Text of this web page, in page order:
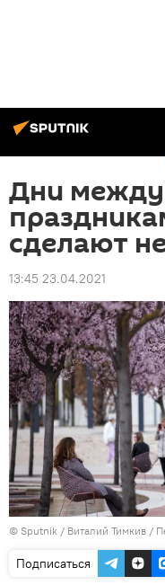
Дни
сделают
13:45 23.04.2021
© Sputnik / Виталий Тимкив /
Подписаться